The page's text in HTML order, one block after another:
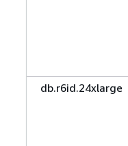
db.r6id.24xlarge